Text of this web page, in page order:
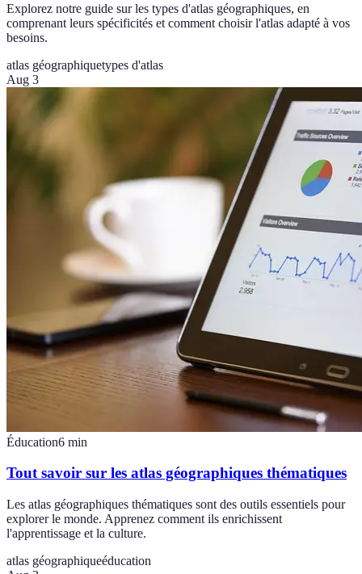
Explorez notre guide sur les types d'atlas géographiques, en
comprenant leurs spécificités et comment choisir l'atlas adapté à vos
besoins.
atlas géographiquetypes d'atlas
Aug 3
Éducation6 min
Tout savoir sur les atlas géographiques thématiques
Les atlas géographiques thématiques sont des outils essentiels pour
explorer le monde. Apprenez comment ils enrichissent
l'apprentissage et la culture.
atlas géographiqueéducation